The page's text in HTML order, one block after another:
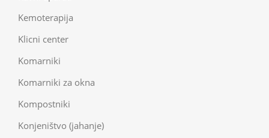
Kemoterapija
Klicni center
Komarniki
Komarniki za okna
Kompostniki
Konjeništvo (jahanje)